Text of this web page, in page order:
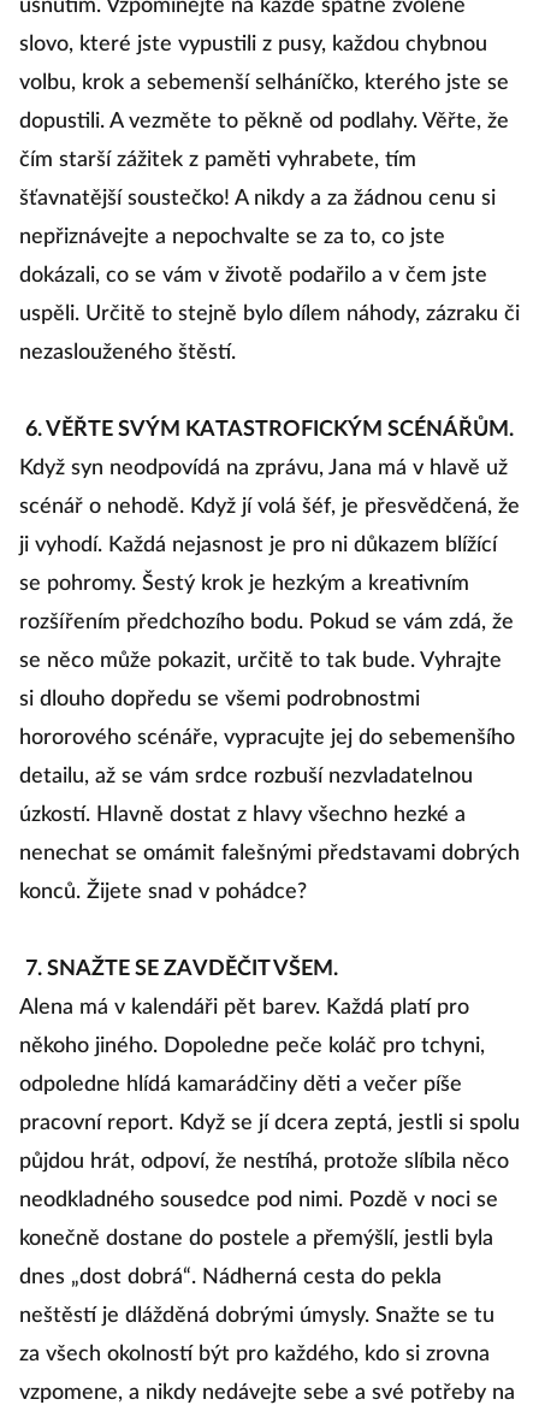
usnutím. Vzpomínejte na každé špatně zvolené
slovo, které jste vypustili z pusy, každou chybnou
volbu, krok a sebemenší selháníčko, kterého jste se
dopustili. A vezměte to pěkně od podlahy. Věřte, že
čím starší zážitek z paměti vyhrabete, tím
šťavnatější soustečko! A nikdy a za žádnou cenu si
nepřiznávejte a nepochvalte se za to, co jste
dokázali, co se vám v životě podařilo a v čem jste
uspěli. Určitě to stejně bylo dílem náhody, zázraku či
nezaslouženého štěstí.
6. VĚŘTE SVÝM KATASTROFICKÝM SCÉNÁŘŮM.
Když syn neodpovídá na zprávu, Jana má v hlavě už
scénář o nehodě. Když jí volá šéf, je přesvědčená, že
ji vyhodí. Každá nejasnost je pro ni důkazem blížící
se pohromy. Šestý krok je hezkým a kreativním
rozšířením předchozího bodu. Pokud se vám zdá, že
se něco může pokazit, určitě to tak bude. Vyhrajte
si dlouho dopředu se všemi podrobnostmi
hororového scénáře, vypracujte jej do sebemenšího
detailu, až se vám srdce rozbuší nezvladatelnou
úzkostí. Hlavně dostat z hlavy všechno hezké a
nenechat se omámit falešnými představami dobrých
konců. Žijete snad v pohádce?
7. SNAŽTE SE ZAVDĚČIT VŠEM.
Alena má v kalendáři pět barev. Každá platí pro
někoho jiného. Dopoledne peče koláč pro tchyni,
odpoledne hlídá kamarádčiny děti a večer píše
pracovní report. Když se jí dcera zeptá, jestli si spolu
půjdou hrát, odpoví, že nestíhá, protože slíbila něco
neodkladného sousedce pod nimi. Pozdě v noci se
konečně dostane do postele a přemýšlí, jestli byla
dnes „dost dobrá“. Nádherná cesta do pekla
neštěstí je dlážděná dobrými úmysly. Snažte se tu
za všech okolností být pro každého, kdo si zrovna
vzpomene, a nikdy nedávejte sebe a své potřeby na